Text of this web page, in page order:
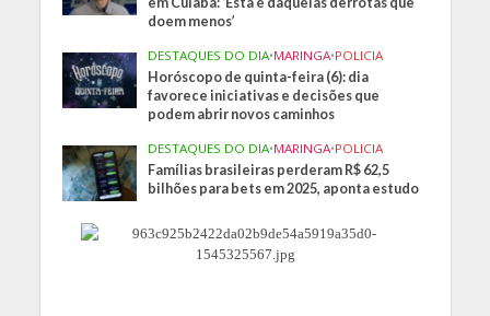
doem menos’
DESTAQUES DO DIA•MARINGA•POLICIA
Horóscopo de quinta-feira (6): dia
favorece iniciativas e decisões que
podem abrir novos caminhos
DESTAQUES DO DIA•MARINGA•POLICIA
Famílias brasileiras perderam R$ 62,5
bilhões para bets em 2025, aponta estudo